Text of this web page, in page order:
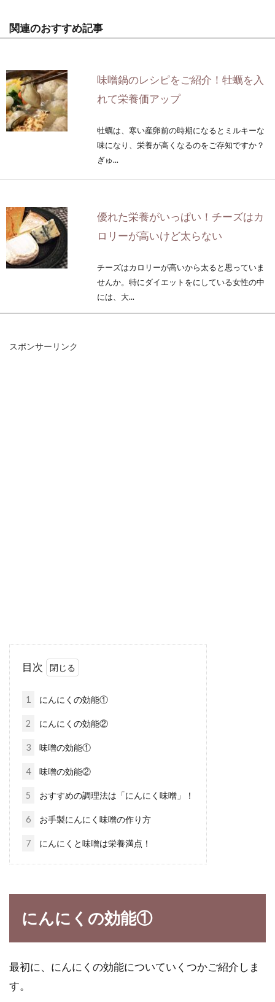
関連のおすすめ記事
味噌鍋のレシピをご紹介！牡蠣を入
れて栄養価アップ
牡蠣は、寒い産卵前の時期になるとミルキーな
味になり、栄養が高くなるのをご存知ですか？
ぎゅ...
優れた栄養がいっぱい！チーズはカ
ロリーが高いけど太らない
チーズはカロリーが高いから太ると思っていま
せんか。特にダイエットをにしている女性の中
には、大...
美味しい肉に変わるかも？
味噌漬けした肉は風味も良く、柔らかいものが
多いですが、なぜなのでしょうか？安い肉は硬
みんな大好きな鶏の唐揚げ！1個の
カロリーってどれくらい？
老若男女問わず、皆さん大好きな唐揚げ。お出
かけに行っても、近所のコンビニへ行っても見
ない日は...
の見分け方を知ろう
すし、作るのがそんなに難しくないため、家庭
スポンサーリンク
目次
1 にんにくの効能①
2 にんにくの効能②
3 味噌の効能①
4 味噌の効能②
5 おすすめの調理法は「にんにく味噌」！
6 お手製にんにく味噌の作り方
7 にんにくと味噌は栄養満点！
にんにくの効能①
最初に、にんにくの効能についていくつかご紹介しま
す。